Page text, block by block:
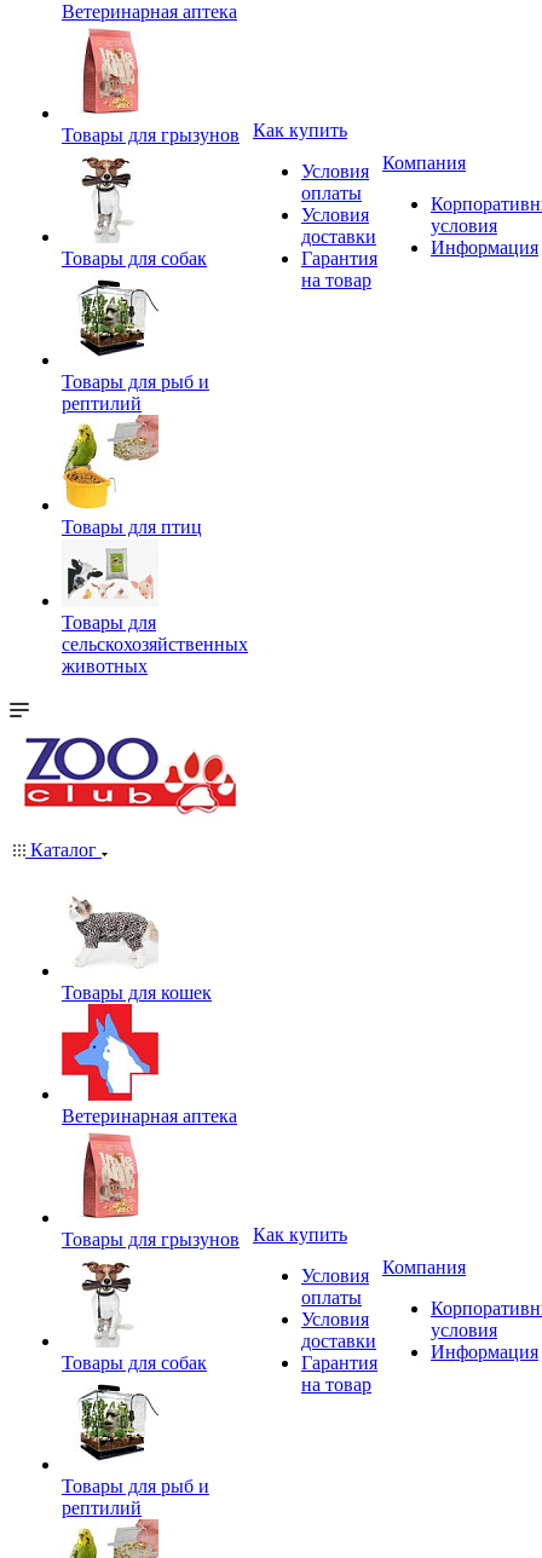
Ветеринарная аптека
Товары для грызунов
Товары для собак
Товары для рыб и
рептилий
Товары для птиц
Товары для
сельскохозяйственных
животных
Как купить
Условия
оплаты
Условия
доставки
Гарантия
на товар
Компания
условия
Информация
Каталог
Товары для кошек
Ветеринарная аптека
Товары для грызунов
Товары для собак
Товары для рыб и
рептилий
Как купить
Условия
оплаты
Условия
доставки
Гарантия
на товар
Компания
условия
Информация